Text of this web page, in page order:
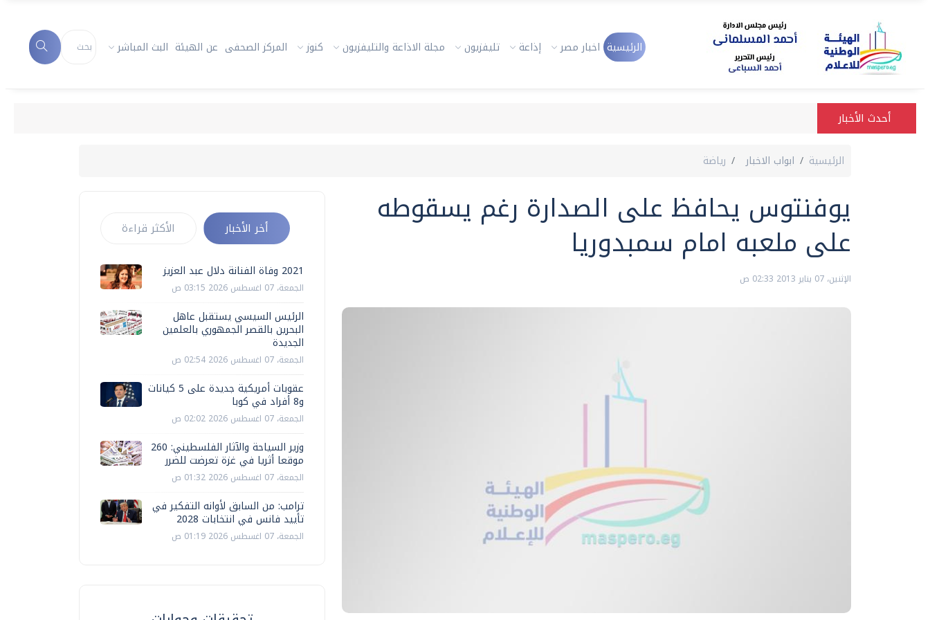
الرئيسية اخبار مصر إذاعة تليفزيون مجلة الاذاعة والتليفزيون كنوز المركز الصحفى عن الهيئة البث المباشر
أحدث الأخبار
الرئيسية ابواب الاخبار رياضة
يوفنتوس يحافظ على الصدارة رغم يسقوطه
على ملعبه امام سمبدوريا
الإثنين، 07 يناير 2013 02:33 ص
أخر الأخبار الأكثر قراءة
2021 وفاة الفنانة دلال عبد العزيز
الجمعة، 07 اغسطس 2026 03:15 ص
الرئيس السيسي يستقبل عاهل
البحرين بالقصر الجمهوري بالعلمين
الجديدة
الجمعة، 07 اغسطس 2026 02:54 ص
عقوبات أمريكية جديدة على 5 كيانات
و8 أفراد في كوبا
الجمعة، 07 اغسطس 2026 02:02 ص
وزير السياحة والآثار الفلسطيني: 260
موقعا أثريا في غزة تعرضت للضرر
الجمعة، 07 اغسطس 2026 01:32 ص
ترامب: من السابق لأوانه التفكير في
تأييد فانس في انتخابات 2028
الجمعة، 07 اغسطس 2026 01:19 ص